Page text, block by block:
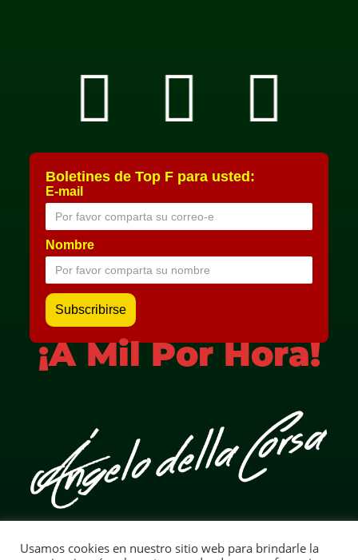
Boletines de Top F para usted:
E-mail
Nombre
¡A Mil Por Hora!
Aviso Legal
Usamos cookies en nuestro sitio web para brindarle la